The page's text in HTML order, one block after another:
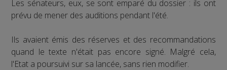
Les sénateurs, eux, se sont emparé du dossier : ils ont
prévu de mener des auditions pendant l'été.
Ils avaient émis des réserves et des recommandations
quand le texte n'était pas encore signé. Malgré cela,
l'Etat a poursuivi sur sa lancée, sans rien modifier.